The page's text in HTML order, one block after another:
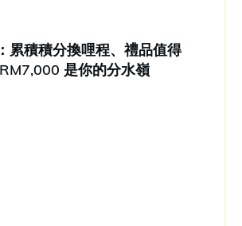
累積積分換哩程、禮品值得
是你的分水嶺